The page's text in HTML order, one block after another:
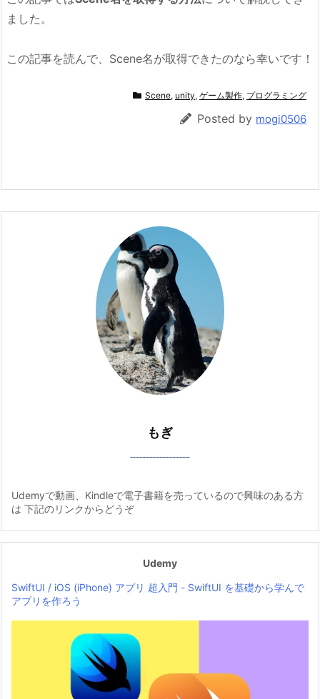
ました。
この記事を読んで、Scene名が取得できたのなら幸いです！
Scene, unity, ゲーム製作, プログラミング
Posted by mogi0506
もぎ
Udemyで動画、Kindleで電子書籍を売っているので興味のある方
は 下記のリンクからどうぞ
Udemy
SwiftUI / iOS (iPhone) アプリ 超入門 - SwiftUI を基礎から学んで
アプリを作ろう